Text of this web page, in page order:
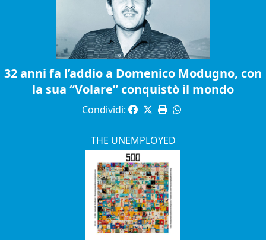
32 anni fa l’addio a Domenico Modugno, con
la sua “Volare” conquistò il mondo
Condividi:
THE UNEMPLOYED